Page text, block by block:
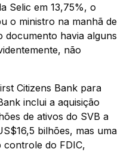
Selic em 13,75%, o
o ministro na manhã de
documento havia alguns
não
Citizens Bank para
inclui a aquisição
de ativos do SVB a
bilhões, mas uma
controle do FDIC,